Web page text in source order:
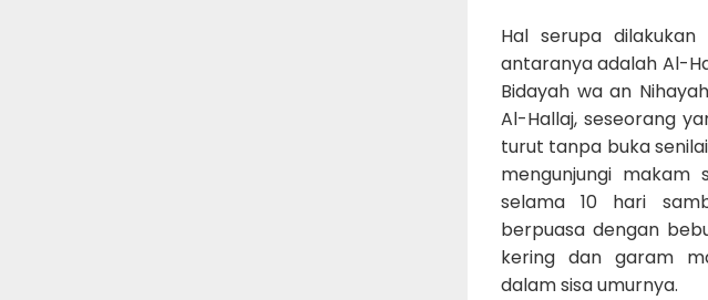
Hal serupa
antaranya adalah Al-
Bidayah wa an
Al-Hallaj, seseorang
turut tanpa buka
mengunjungi makam
selama 10 hari
berpuasa dengan
kering dan garam
dalam sisa umurnya.